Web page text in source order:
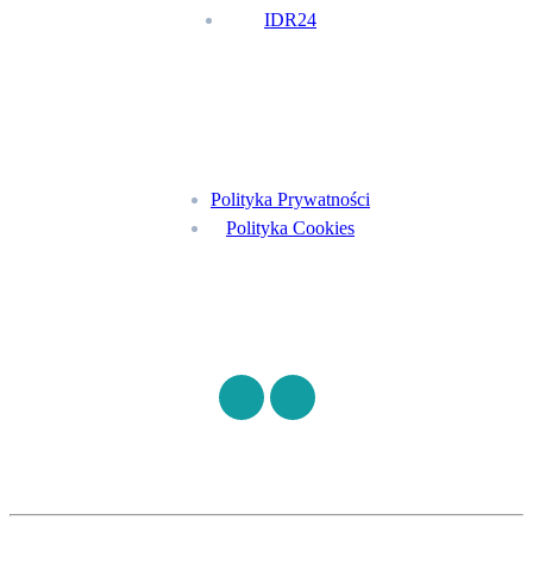
IDR24
Polityka Prywatności
Polityka Cookies